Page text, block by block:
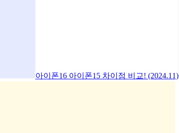
아이폰16 아이폰15 차이점 비교! (2024.11)